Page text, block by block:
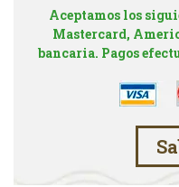
Aceptamos los
Mastercard,
bancaria. Pagos